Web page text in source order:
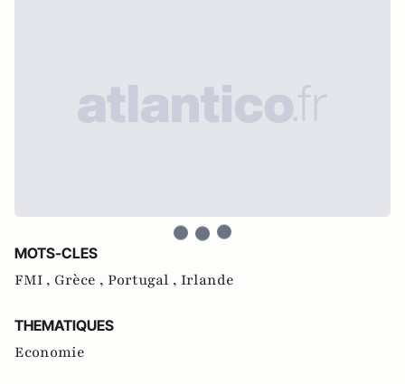
MOTS-CLES
FMI , Grèce , Portugal , Irlande
THEMATIQUES
Economie